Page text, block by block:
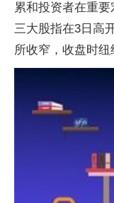
累和投资者在重
三大股指在3日高
所收窄，收盘时纽